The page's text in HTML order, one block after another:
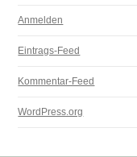
Anmelden
Eintrags-Feed
Kommentar-Feed
WordPress.org